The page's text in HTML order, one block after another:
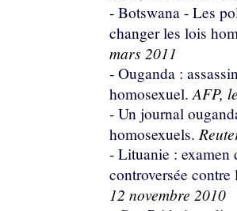
- Botswana - Les
changer les lois
mars 2011
- Ouganda :
homosexuel. AFP,
- Un journal
homosexuels.
- Lituanie : examen
controversée
12 novembre 2010